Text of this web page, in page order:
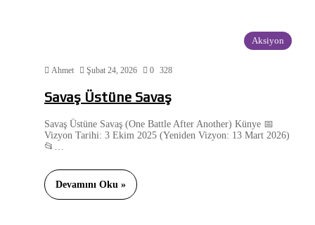
Aksiyon
Ahmet Şubat 24, 2026 0 328
Savaş Üstüne Savaş
Savaş Üstüne Savaş (One Battle After Another) Künye 📅
Vizyon Tarihi: 3 Ekim 2025 (Yeniden Vizyon: 13 Mart 2026)
📂…
Devamını Oku »